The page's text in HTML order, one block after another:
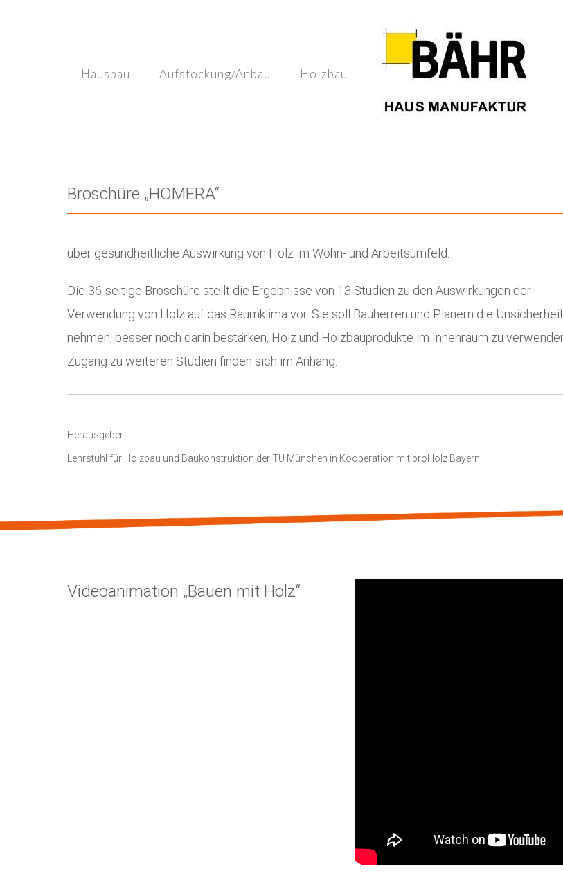
Hausbau
Aufstockung/Anbau Holzbau
Broschüre „HOMERA“
über gesundheitliche Auswirkung von Holz im Wohn- und Arbeitsumfeld.
Die 36-seitige Broschüre stellt die Ergebnisse von 13 Studien zu den Auswirkungen der
Verwendung von Holz auf das Raumklima vor. Sie soll Bauherren und Planern die Unsicherheit
nehmen, besser noch darin bestärken, Holz und Holzbauprodukte im Innenraum zu
Zugang zu weiteren Studien finden sich im Anhang.
Herausgeber:
Lehrstuhl für Holzbau und Baukonstruktion der TU München in Kooperation mit proHolz Bayern
Videoanimation „Bauen mit Holz“